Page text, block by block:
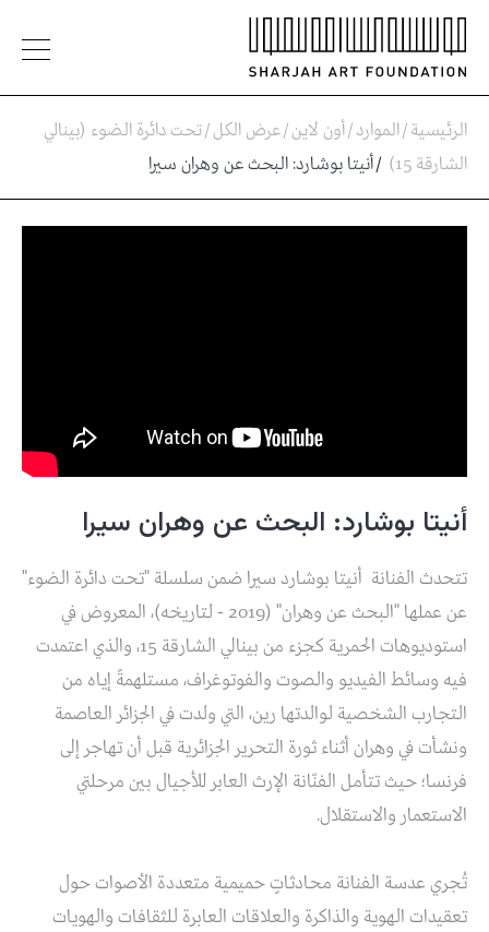
الرئيسية/الموارد/أون لاين/عرض الكل/تحت دائرة الضوء (بينالي
الشارقة 15)
/أنيتا بوشارد: البحث عن وهران سيرا
أنيتا بوشارد: البحث عن وهران سيرا
تتحدث الفنانة أنيتا بوشارد سيرا ضمن سلسلة "تحت دائرة الضوء"
عن عملها "البحث عن وهران" (2019 - لتاريخه)، المعروض في
استوديوهات الحمرية كجزء من بينالي الشارقة 15، والذي اعتمدت
فيه وسائط الفيديو والصوت والفوتوغراف، مستلهمةً إياه من
التجارب الشخصية لوالدتها رين، التي ولدت في الجزائر العاصمة
ونشأت في وهران أثناء ثورة التحرير الجزائرية قبل أن تهاجر إلى
فرنسا؛ حيث تتأمل الفنّانة الإرث العابر للأجيال بين مرحلتي
الاستعمار والاستقلال.
تُجري عدسة الفنانة محادثاتٍ حميمية متعددة الأصوات حول
تعقيدات الهوية والذاكرة والعلاقات العابرة للثقافات والهويات